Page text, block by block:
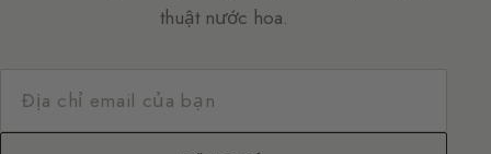
thuật nước hoa.